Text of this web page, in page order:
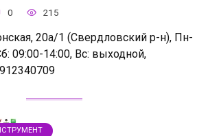
0 215
20а/1 (Свердловский р-н), Пн-
09:00-14:00, Вс: выходной,